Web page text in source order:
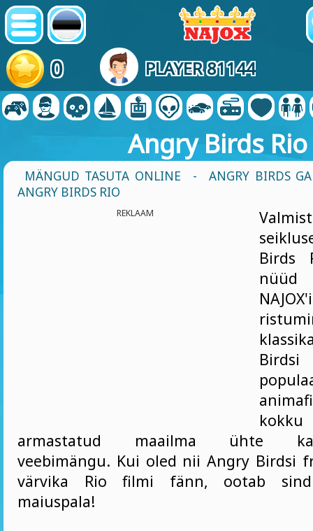
0 PLAYER 81144
Angry Birds Rio
MÄNGUD TASUTA ONLINE -
ANGRY BIRDS
ANGRY BIRDS RIO
REKLAAM
Birds
armastatud maailma ühte
veebimängu. Kui oled nii Angry Birdsi
värvika Rio filmi fänn, ootab
maiuspala!